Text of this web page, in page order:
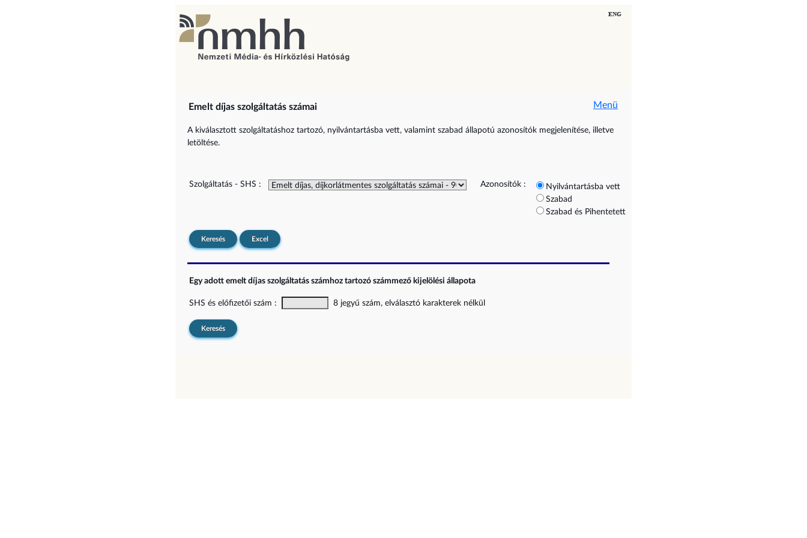
Emelt díjas szolgáltatás számai Menü
A kiválasztott szolgáltatáshoz tartozó, nyilvántartásba vett, valamint szabad állapotú azonosítók megjelenítése, illetve
letöltése.
Szolgáltatás - SHS : Azonosítók :
Nyilvántartásba vett
Szabad
Szabad és Pihentetett
Keresés Excel
Egy adott emelt díjas szolgáltatás számhoz tartozó számmező kijelölési állapota
SHS és előfizetői szám : 8 jegyű szám, elválasztó karakterek nélkül
Keresés